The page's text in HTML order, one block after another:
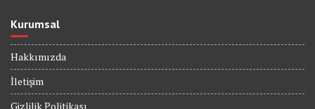
Kurumsal
Hakkımızda
İletişim
Gizlilik Politikası